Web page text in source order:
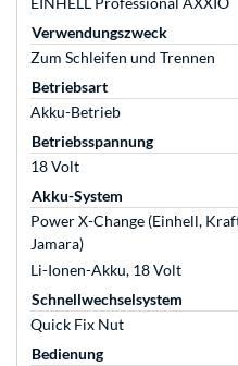
Verwendungszweck
Zum Schleifen und Trennen
Betriebsart
Akku-Betrieb
Betriebsspannung
18 Volt
Akku-System
Power X-Change (Einhell,
Jamara)
Li-Ionen-Akku, 18 Volt
Schnellwechselsystem
Quick Fix Nut
Bedienung